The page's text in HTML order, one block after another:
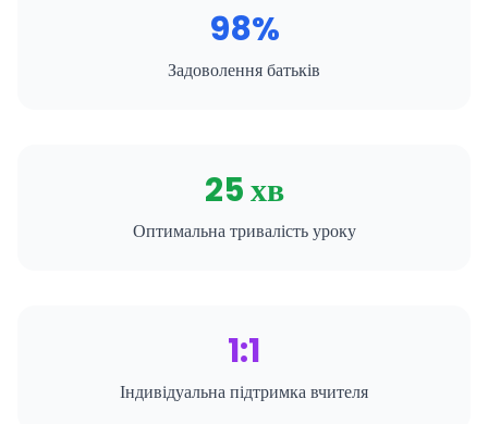
98%
Задоволення батьків
25 хв
Оптимальна тривалість уроку
1:1
Індивідуальна підтримка вчителя